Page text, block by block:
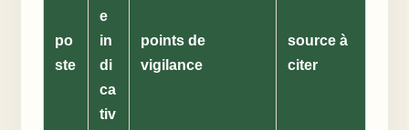
po
ste
e
in
di
ca
tiv
points de
vigilance
source à
citer